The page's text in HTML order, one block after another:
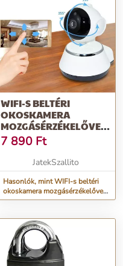
WIFI-S BELTÉRI
OKOSKAMERA
MOZGÁSÉRZÉKELŐVEL,
ÉLŐ KAMERAKÉPPEL -
HANGSZÓRÓVAL ÉS
MIKROFONNAL (W380)
7 890 Ft
JatekSzallito
Hasonlók, mint WIFI-s beltéri
okoskamera mozgásérzékelővel,
élő kameraképpel -
(W380) (BBV)